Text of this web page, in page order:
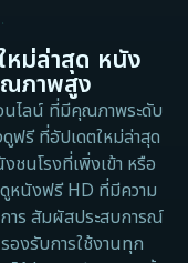
ดี
1982
1971
หม่ล่าสุด หนัง
ณภาพสูง
ไลน์ ที่มีคุณภาพระดับ
ฟรี ที่อัปเดตใหม่ล่าสุด
ชนโรงที่เพิ่งเข้า หรือ
ดูหนังฟรี HD ที่มีความ
การ สัมผัสประสบการณ์
องรับการใช้งานทุก